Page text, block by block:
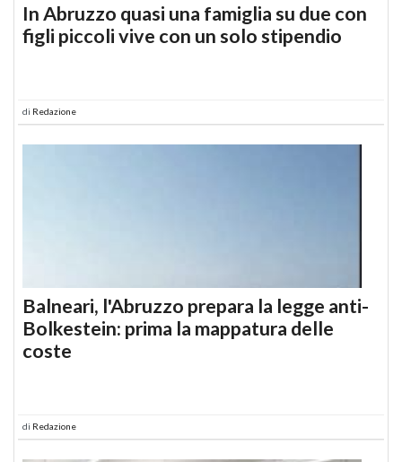
In Abruzzo quasi una famiglia su due con
figli piccoli vive con un solo stipendio
di Redazione
Balneari, l'Abruzzo prepara la legge anti-
Bolkestein: prima la mappatura delle
coste
di Redazione